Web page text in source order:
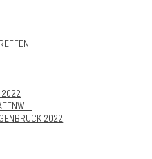
2022
2022